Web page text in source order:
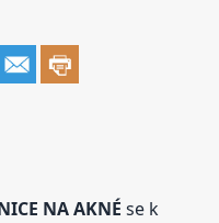
NA AKNÉ se k